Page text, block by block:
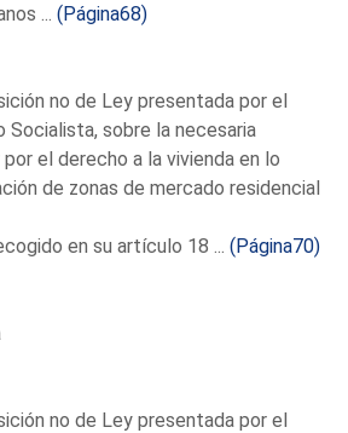
...(Página68)
no de Ley presentada por el
Socialista, sobre la necesaria
el derecho a la vivienda en lo
de zonas de mercado residencial
en su artículo 18 ...(Página70)
no de Ley presentada por el